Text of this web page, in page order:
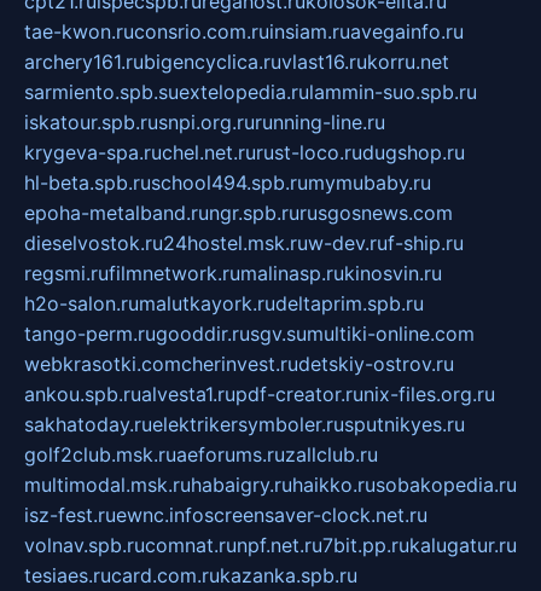
tae-kwon.ruconsrio.com.ruinsiam.ruavegainfo.ru
archery161.rubigencyclica.ruvlast16.rukorru.net
sarmiento.spb.suextelopedia.rulammin-suo.spb.ru
iskatour.spb.rusnpi.org.rurunning-line.ru
krygeva-spa.ruchel.net.rurust-loco.rudugshop.ru
hl-beta.spb.ruschool494.spb.rumymubaby.ru
epoha-metalband.rungr.spb.rurusgosnews.com
dieselvostok.ru24hostel.msk.ruw-dev.ruf-ship.ru
regsmi.rufilmnetwork.rumalinasp.rukinosvin.ru
h2o-salon.rumalutkayork.rudeltaprim.spb.ru
tango-perm.rugooddir.rusgv.sumultiki-online.com
webkrasotki.comcherinvest.rudetskiy-ostrov.ru
ankou.spb.rualvesta1.rupdf-creator.runix-files.org.ru
sakhatoday.ruelektrikersymboler.rusputnikyes.ru
golf2club.msk.ruaeforums.ruzallclub.ru
multimodal.msk.ruhabaigry.ruhaikko.rusobakopedia.ru
isz-fest.ruewnc.infoscreensaver-clock.net.ru
volnav.spb.rucomnat.runpf.net.ru7bit.pp.rukalugatur.ru
tesiaes.rucard.com.rukazanka.spb.ru